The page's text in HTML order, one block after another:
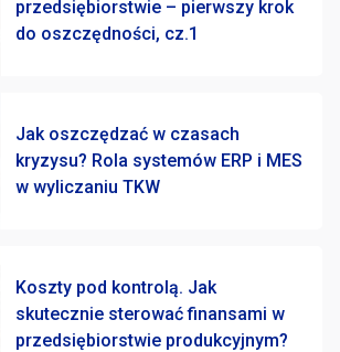
i doradztwo
18
i harmonogramowanie
dedykowane
9
2
projektowe
przedsiębiorstwie – pierwszy krok
do oszczędności, cz.1
Jak oszczędzać w czasach
kryzysu? Rola systemów ERP i MES
w wyliczaniu TKW
Koszty pod kontrolą. Jak
skutecznie sterować finansami w
przedsiębiorstwie produkcyjnym?